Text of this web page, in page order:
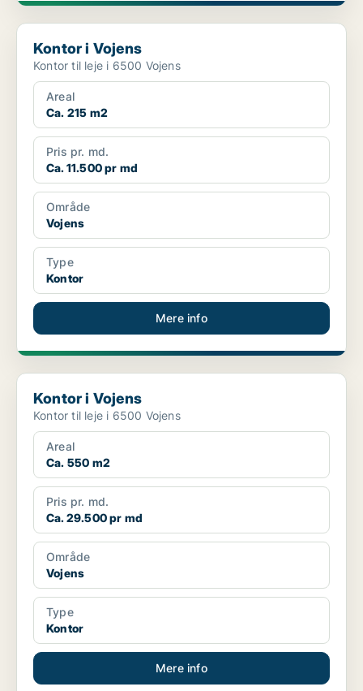
Kontor i Vojens
Kontor i Vojens
Kontor til leje i 6500 Vojens
Areal
Ca. 215 m2
Pris pr. md.
Ca. 11.500 pr md
Område
Vojens
Type
Kontor
Mere info
Kontor i Vojens
Kontor i Vojens
Kontor til leje i 6500 Vojens
Areal
Ca. 550 m2
Pris pr. md.
Ca. 29.500 pr md
Område
Vojens
Type
Kontor
Mere info